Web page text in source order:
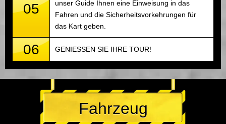
05
unser Guide Ihnen eine Einweisung in das
Fahren und die Sicherheitsvorkehrungen für
das Kart geben.
06 GENIESSEN SIE IHRE TOUR!
Fahrzeug